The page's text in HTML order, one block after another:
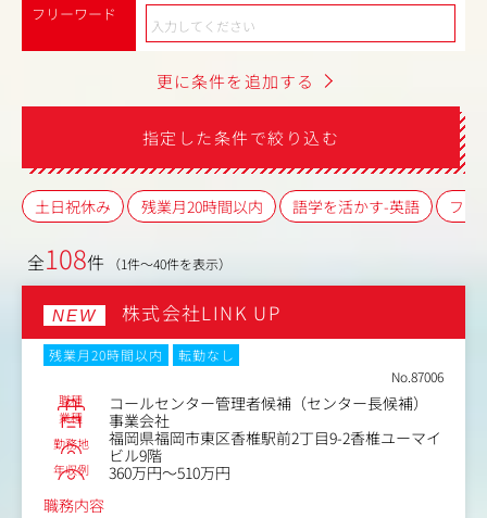
フリーワード
更に条件を追加する
指定した条件で絞り込む
土日祝休み 残業月20時間以内 語学を活かす-英語 フレ
全108件 （1件～40件を表示）
NEW 株式会社LINK UP
残業月20時間以内
転勤なし
No.87006
職種 コールセンター管理者候補（センター長候補）
業種 事業会社
勤務地
福岡県福岡市東区香椎駅前2丁目9-2香椎ユーマイ
ビル9階
年収例
360万円～510万円
職務内容